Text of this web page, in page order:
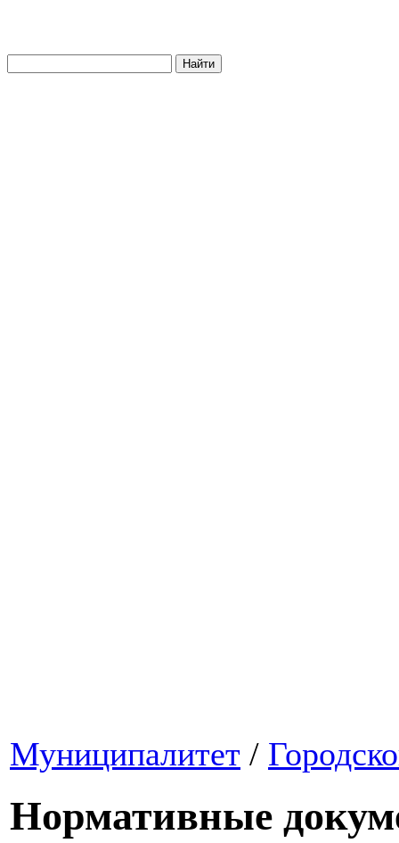
Найти
Муниципалитет /
Нормативные